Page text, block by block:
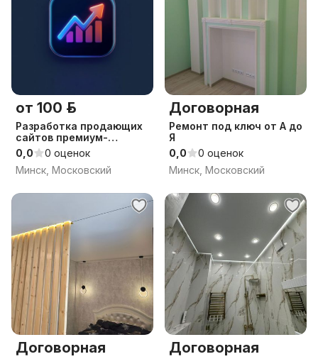
от 100 р.
Разработка продающих
сайтов премиум-
качества. Недо
0,0
0 оценок
Минск, Московский
Договорная
Ремонт под ключ от А до
Я
0,0
0 оценок
Минск, Московский
Договорная Договорная